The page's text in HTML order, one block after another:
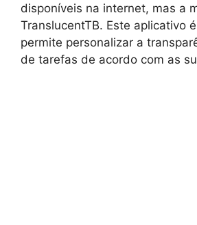
disponíveis na internet, mas a
TranslucentTB. Este aplicativo
permite personalizar a
de tarefas de acordo com as